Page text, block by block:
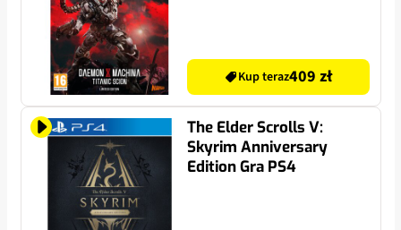
Kup teraz409 zł
The Elder Scrolls V:
Skyrim Anniversary
Edition Gra PS4